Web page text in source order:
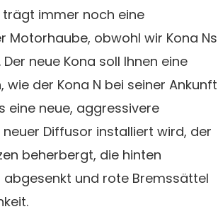
immer noch eine
Motorhaube, obwohl wir Kona Ns
neue Kona soll Ihnen eine
der Kona N bei seiner Ankunft
eine neue, aggressivere
Diffusor installiert wird, der
beherbergt, die hinten
abgesenkt und rote Bremssättel